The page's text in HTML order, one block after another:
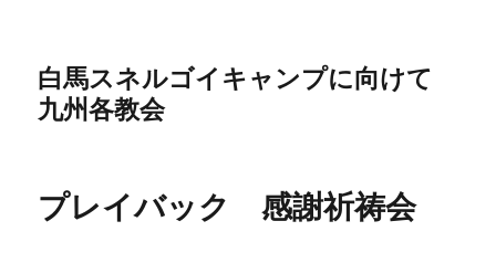
白馬スネルゴイキャンプに向けて
九州各教会
プレイバック 感謝祈祷会